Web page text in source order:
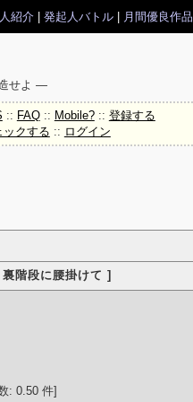
紹介| 発起人バトル| 月間優良作品
せよ ―
:: FAQ:: Mobile?:: 登録する
クする :: ログイン
階段に腰掛けて ]
: 0.50 件]